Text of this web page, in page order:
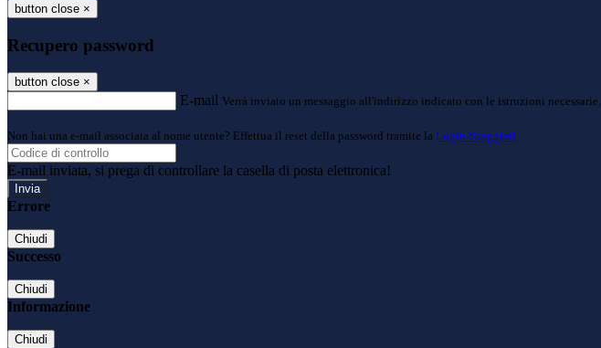
button close ×
Recupero password
button close ×
E-mail Verrà inviato un messaggio all'indirizzo indicato con le istruzioni necessarie.
Non hai una e-mail associata al nome utente? Effettua il reset della password tramite la Login Spaggiari
E-mail inviata, si prega di controllare la casella di posta elettronica!
Errore
Chiudi
Successo
Chiudi
Informazione
Chiudi